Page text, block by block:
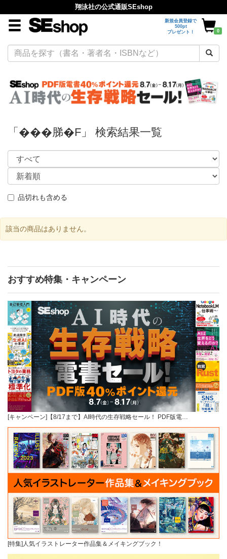
翔泳社の公式通販SEshop
新規会員登録で
500pt
プレゼント！
0
「���䏲�F」 検索結果一覧
品切れも含める
該当の商品はありません。
おすすめ特集・キャンペーン
[キャンペーン]【8/17まで】AI時代の生存戦略セール！ PDF版電…
[特集]人気イラストレーター作品集＆メイキングブック！